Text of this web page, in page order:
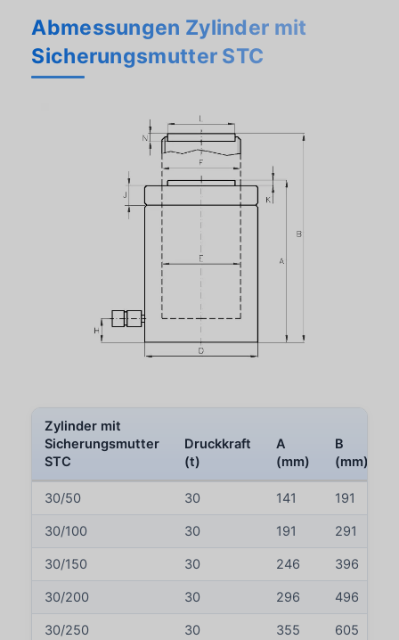
Abmessungen Zylinder mit
Sicherungsmutter STC
Zylinder mit
Sicherungsmutter
STC
Druckkraft
(t)
A
(mm)
B
(mm)
30/50 30 141 191
30/100 30 191 291
30/150 30 246 396
30/200 30 296 496
30/250 30 355 605